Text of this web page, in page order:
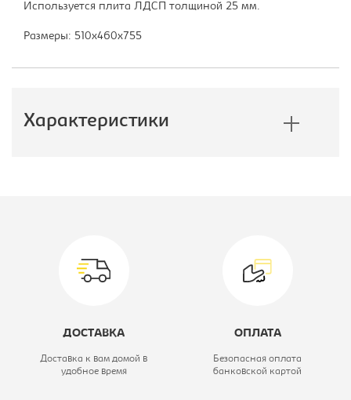
Используется плита ЛДСП толщиной 25 мм.
Размеры: 510х460х755
Характеристики
Высота, мм: 755
Ширина, мм:
ДОСТАВКА
Доставка к вам домой в
удобное время
ОПЛАТА
Безопасная оплата
банковской картой